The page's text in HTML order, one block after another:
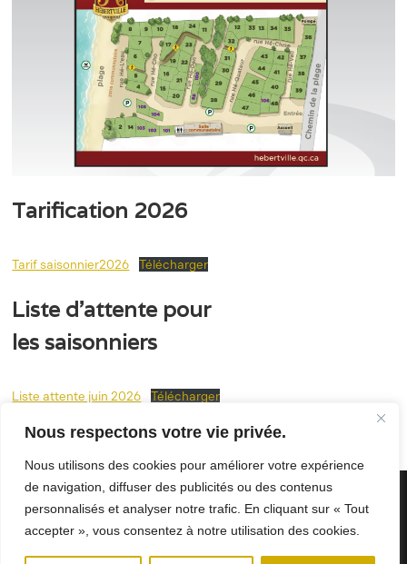
Nous respectons votre vie privée.
Nous utilisons des cookies pour améliorer votre expérience
de navigation, diffuser des publicités ou des contenus
personnalisés et analyser notre trafic. En cliquant sur « Tout
accepter », vous consentez à notre utilisation des cookies.
Tarification 2026
Tarif saisonnier2026 Télécharger
Liste d’attente pour
les saisonniers
Liste attente juin 2026 Télécharger
Municipalité